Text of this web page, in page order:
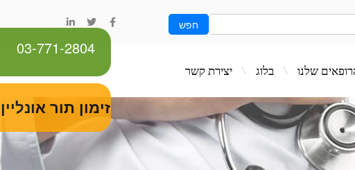
חפש
זימון תור אונליין
03-771-2804